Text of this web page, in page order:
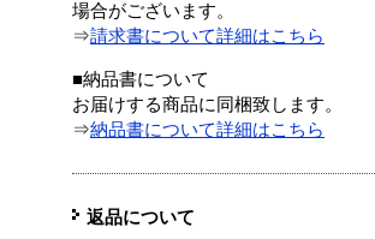
場合がございます。
⇒請求書について詳細はこちら
■納品書について
お届けする商品に同梱致します。
⇒納品書について詳細はこちら
返品について